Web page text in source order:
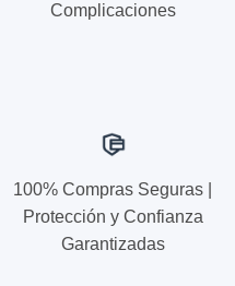
Complicaciones
100% Compras Seguras |
Protección y Confianza
Garantizadas